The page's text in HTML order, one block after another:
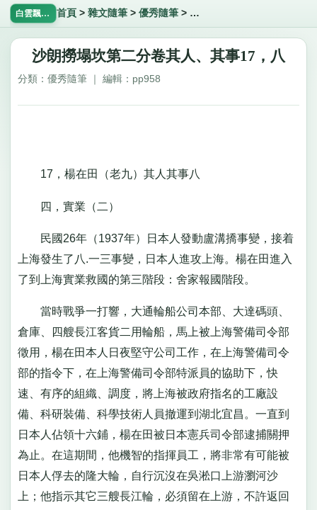
白雲飄飄網 首頁 >雜文隨筆 >優秀隨筆 > 沙朗撈塌坎第二分卷其人、
沙朗撈塌坎第二分卷其人、其事17，八
分類：優秀隨筆 ｜ 編輯：pp958
17，楊在田（老九）其人其事八
四，實業（二）
民國26年（1937年）日本人發動盧溝撟事變，接着
上海發生了八.一三事變，日本人進攻上海。楊在田進入
了到上海實業救國的第三階段：舍家報國階段。
當時戰爭一打響，大通輪船公司本部、大達碼頭、
倉庫、四艘長江客貨二用輪船，馬上被上海警備司令部
徵用，楊在田本人日夜堅守公司工作，在上海警備司令
部的指令下，在上海警備司令部特派員的協助下，快
速、有序的組織、調度，將上海被政府指名的工廠設
備、科研裝備、科學技術人員撤運到湖北宜昌。一直到
日本人佔領十六鋪，楊在田被日本憲兵司令部逮捕關押
為止。在這期間，他機智的指揮員工，將非常有可能被
日本人俘去的隆大輪，自行沉沒在吳淞口上游瀏河沙
上；他指示其它三艘長江輪，必須留在上游，不許返回